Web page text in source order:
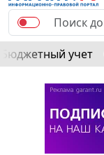
Бюджетный учет